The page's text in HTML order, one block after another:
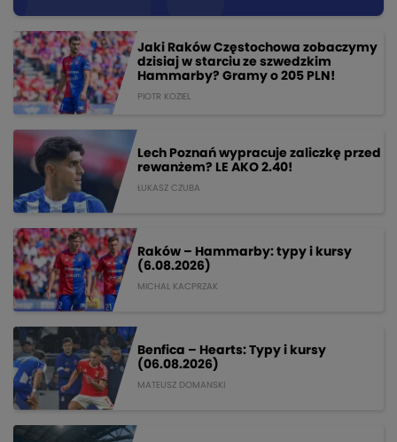
Jaki Raków Częstochowa zobaczymy
dzisiaj w starciu ze szwedzkim
Hammarby? Gramy o 205 PLN!
PIOTR KOZIEL
Lech Poznań wypracuje zaliczkę przed
rewanżem? LE AKO 2.40!
ŁUKASZ CZUBA
Raków – Hammarby: typy i kursy
(6.08.2026)
MICHAL KACPRZAK
Benfica – Hearts: Typy i kursy
(06.08.2026)
MATEUSZ DOMANSKI